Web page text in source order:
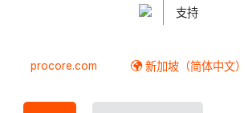
支持
procore.com 新加坡（简体中文）